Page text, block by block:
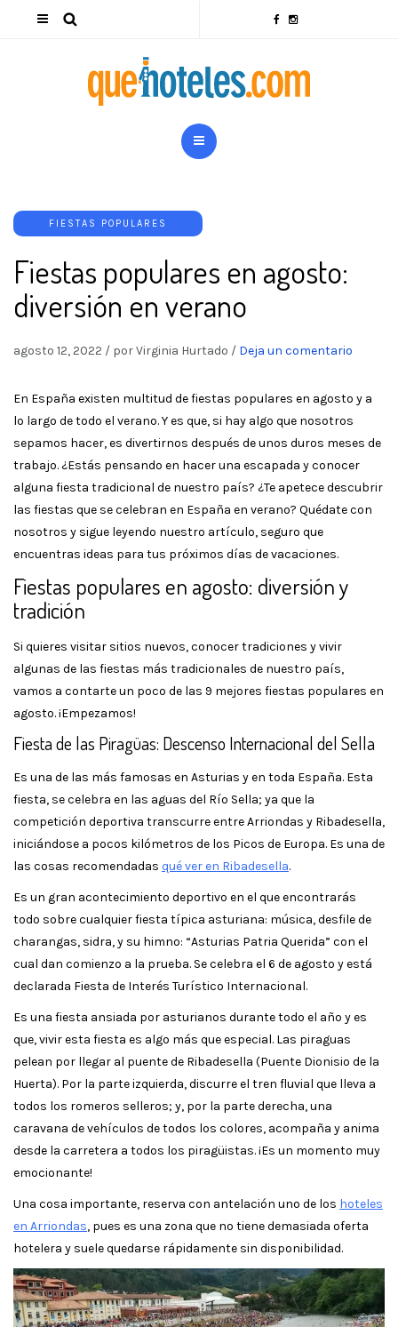
FIESTAS POPULARES
Fiestas populares en agosto:
diversión en verano
agosto 12, 2022 / por Virginia Hurtado / Deja un comentario
En España existen multitud de fiestas populares en agosto y a
lo largo de todo el verano. Y es que, si hay algo que nosotros
sepamos hacer, es divertirnos después de unos duros meses de
trabajo. ¿Estás pensando en hacer una escapada y conocer
alguna fiesta tradicional de nuestro país? ¿Te apetece descubrir
las fiestas que se celebran en España en verano? Quédate con
nosotros y sigue leyendo nuestro artículo, seguro que
encuentras ideas para tus próximos días de vacaciones.
Fiestas populares en agosto: diversión y
tradición
Si quieres visitar sitios nuevos, conocer tradiciones y vivir
algunas de las fiestas más tradicionales de nuestro país,
vamos a contarte un poco de las 9 mejores fiestas populares en
agosto. ¡Empezamos!
Fiesta de las Piragüas: Descenso Internacional del Sella
Es una de las más famosas en Asturias y en toda España. Esta
fiesta, se celebra en las aguas del Río Sella; ya que la
competición deportiva transcurre entre Arriondas y Ribadesella,
iniciándose a pocos kilómetros de los Picos de Europa. Es una de
las cosas recomendadas qué ver en Ribadesella.
Es un gran acontecimiento deportivo en el que encontrarás
todo sobre cualquier fiesta típica asturiana: música, desfile de
charangas, sidra, y su himno: “Asturias Patria Querida” con el
cual dan comienzo a la prueba. Se celebra el 6 de agosto y está
declarada Fiesta de Interés Turístico Internacional.
Es una fiesta ansiada por asturianos durante todo el año y es
que, vivir esta fiesta es algo más que especial. Las piraguas
pelean por llegar al puente de Ribadesella (Puente Dionisio de la
Huerta). Por la parte izquierda, discurre el tren fluvial que lleva a
todos los romeros selleros; y, por la parte derecha, una
caravana de vehículos de todos los colores, acompaña y anima
desde la carretera a todos los piragüistas. ¡Es un momento muy
emocionante!
Una cosa importante, reserva con antelación uno de los hoteles
en Arriondas, pues es una zona que no tiene demasiada oferta
hotelera y suele quedarse rápidamente sin disponibilidad.